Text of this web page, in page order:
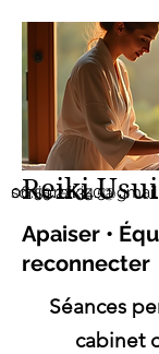
06.59.22.34.51
Sonia
Reiki
Apaiser •
reconnecter
Séances
cabinet